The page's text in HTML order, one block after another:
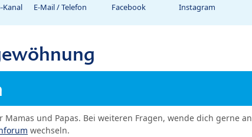
Kanal E-Mail / Telefon Facebook Instagram
und Papas. Bei weiteren Fragen, wende dich gerne an
wechseln.